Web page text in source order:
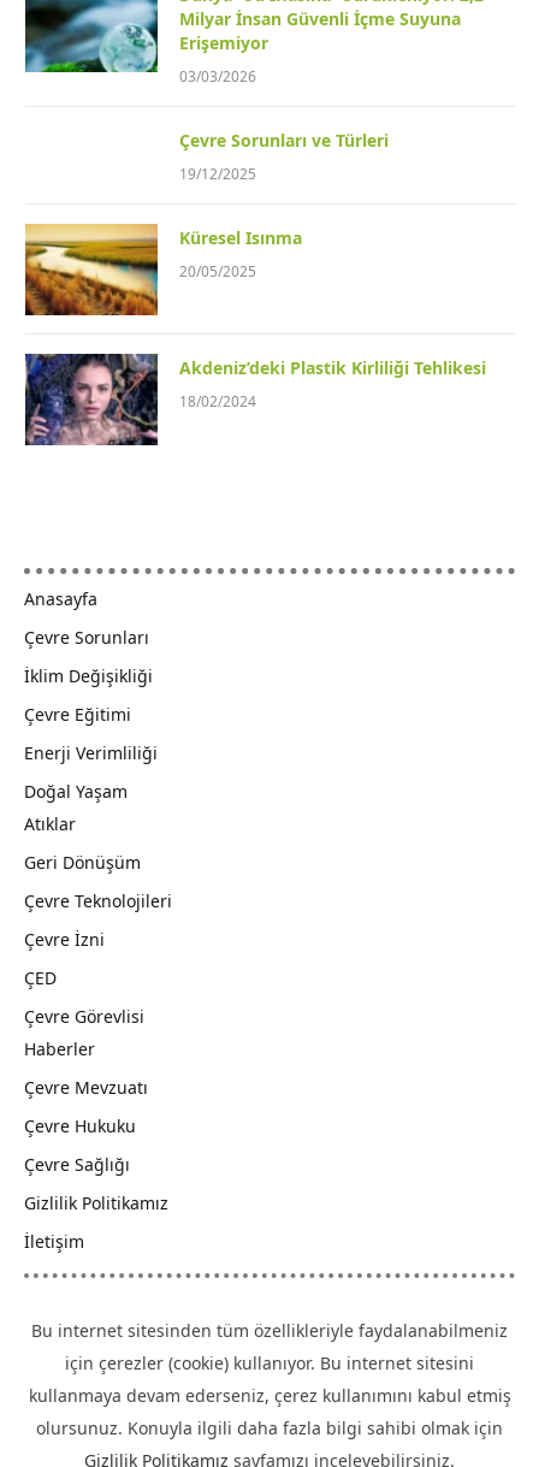
Milyar İnsan Güvenli İçme Suyuna
Erişemiyor
03/03/2026
Çevre Sorunları ve Türleri
19/12/2025
Küresel Isınma
20/05/2025
Akdeniz’deki Plastik Kirliliği Tehlikesi
18/02/2024
Anasayfa
Çevre Sorunları
İklim Değişikliği
Çevre Eğitimi
Enerji Verimliliği
Doğal Yaşam
Atıklar
Geri Dönüşüm
Çevre Teknolojileri
Çevre İzni
ÇED
Çevre Görevlisi
Haberler
Çevre Mevzuatı
Çevre Hukuku
Çevre Sağlığı
Gizlilik Politikamız
İletişim
Bu internet sitesinden tüm özellikleriyle faydalanabilmeniz
için çerezler (cookie) kullanıyor. Bu internet sitesini
kullanmaya devam ederseniz, çerez kullanımını kabul etmiş
olursunuz. Konuyla ilgili daha fazla bilgi sahibi olmak için
Gizlilik Politikamız sayfamızı inceleyebilirsiniz.